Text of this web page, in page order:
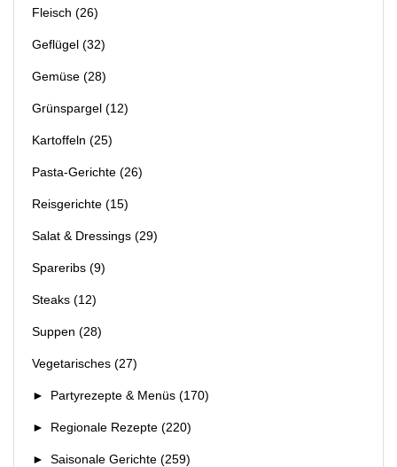
Fleisch (26)
Geflügel (32)
Gemüse (28)
Grünspargel (12)
Kartoffeln (25)
Pasta-Gerichte (26)
Reisgerichte (15)
Salat & Dressings (29)
Spareribs (9)
Steaks (12)
Suppen (28)
Vegetarisches (27)
► Partyrezepte & Menüs (170)
► Regionale Rezepte (220)
► Saisonale Gerichte (259)